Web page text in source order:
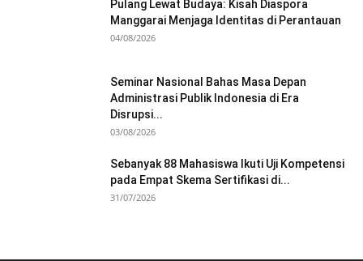
Pulang Lewat Budaya: Kisah Diaspora
Manggarai Menjaga Identitas di Perantauan
04/08/2026
Seminar Nasional Bahas Masa Depan
Administrasi Publik Indonesia di Era
Disrupsi...
03/08/2026
Sebanyak 88 Mahasiswa Ikuti Uji Kompetensi
pada Empat Skema Sertifikasi di...
31/07/2026